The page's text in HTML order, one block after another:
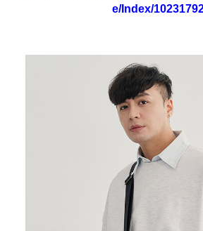
結帳頁面，進行簡訊認證並確認金額後，即可完成
※ 請注意：結帳手續完成當下不需立刻繳費，但
購買商品的店家。未經商家同意取消之訂單仍視
※ 交易是否成功請以「AFTEE先享後付 」之結帳
是否繳費成功／繳費後需取消欲退款等相關疑問
https://
１．透過由恩沛科技股份有限公司提供之「
易，需依本服務之必要範圍內提供個人資料，並
權轉讓予恩沛科技股份有限公司。
２．關於個人資料處理事宜，請瀏覽以下網址：
https://aftee.tw/terms/#terms3
３．未成年的使用者請事先徵得法定代理人或監
每筆NT$100，滿NT$699(含以上)免運費
每筆NT$100，滿NT$699(含以上)免運費
每筆NT$100，滿NT$699(含以上)免運費
e/Index/